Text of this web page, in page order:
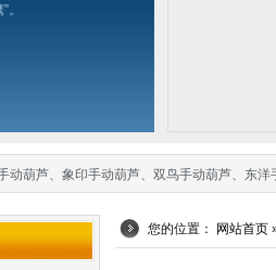
动葫芦、 象印手动葫芦、 双鸟手动葫芦、 东洋
您的位置： 网站首页